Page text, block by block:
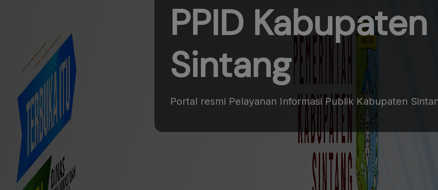
PPID Kabupaten
Sintang
Portal resmi Pelayanan Informasi Publik Kabupaten